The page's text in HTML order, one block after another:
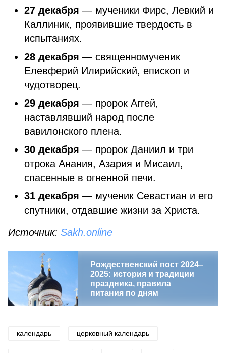
27 декабря — мученики Фирс, Левкий и
Каллиник, проявившие твердость в
испытаниях.
28 декабря — священномученик
Елевферий Илирийский, епископ и
чудотворец.
29 декабря — пророк Аггей,
наставлявший народ после
вавилонского плена.
30 декабря — пророк Даниил и три
отрока Анания, Азария и Мисаил,
спасенные в огненной печи.
31 декабря — мученик Севастиан и его
спутники, отдавшие жизни за Христа.
Источник: Sakh.online
Рождественский пост 2024–
2025: история и традиции
праздника, правила
питания по дням
календарь церковный календарь